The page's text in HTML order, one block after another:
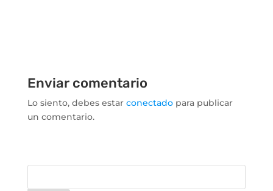
Enviar comentario
Lo siento, debes estar conectadopara publicar
un comentario.